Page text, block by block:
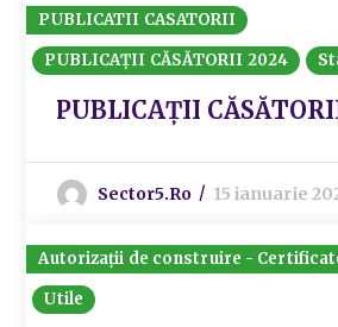
PUBLICATII CASATORII
PUBLICAȚII CĂSĂTORII 2024
PUBLICAȚII
Sector5.ro 15 ianuarie
Autorizații de construire -
Utile